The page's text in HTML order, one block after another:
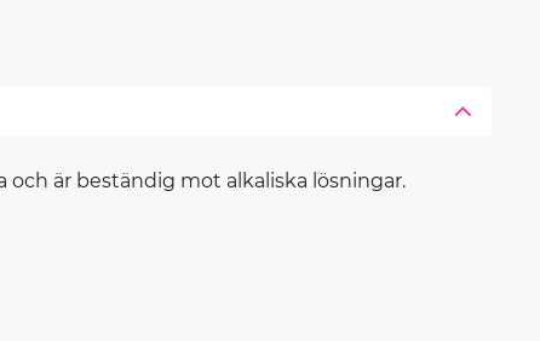
är beständig mot alkaliska lösningar.